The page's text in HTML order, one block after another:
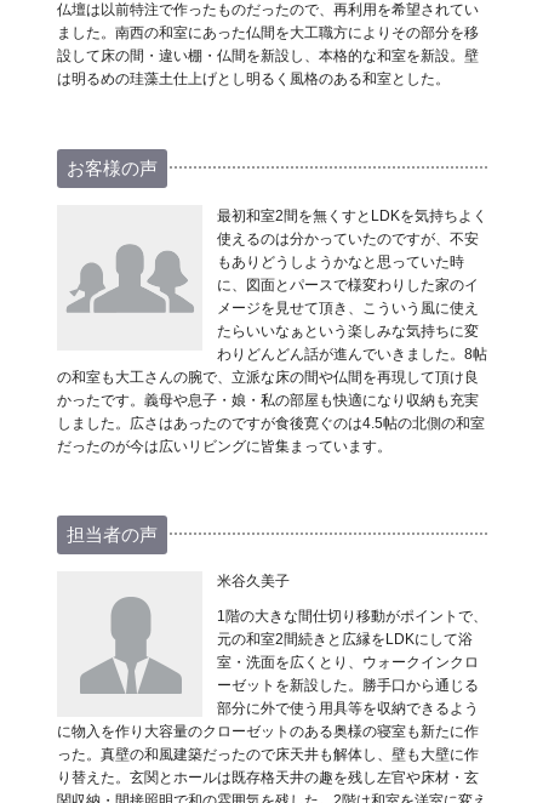
仏壇は以前特注で作ったものだったので、再利用を希望されてい
ました。南西の和室にあった仏間を大工職方によりその部分を移
設して床の間・違い棚・仏間を新設し、本格的な和室を新設。壁
は明るめの珪藻土仕上げとし明るく風格のある和室とした。
お客様の声
最初和室2間を無くすとLDKを気持ちよく
使えるのは分かっていたのですが、不安
もありどうしようかなと思っていた時
に、図面とパースで様変わりした家のイ
メージを見せて頂き、こういう風に使え
たらいいなぁという楽しみな気持ちに変
わりどんどん話が進んでいきました。8帖
の和室も大工さんの腕で、立派な床の間や仏間を再現して頂け良
かったです。義母や息子・娘・私の部屋も快適になり収納も充実
しました。広さはあったのですが食後寛ぐのは4.5帖の北側の和室
だったのが今は広いリビングに皆集まっています。
担当者の声
米谷久美子
1階の大きな間仕切り移動がポイントで、
元の和室2間続きと広縁をLDKにして浴
室・洗面を広くとり、ウォークインクロ
ーゼットを新設した。勝手口から通じる
部分に外で使う用具等を収納できるよう
に物入を作り大容量のクローゼットのある奥様の寝室も新たに作
った。真壁の和風建築だったので床天井も解体し、壁も大壁に作
り替えた。玄関とホールは既存格天井の趣を残し左官や床材・玄